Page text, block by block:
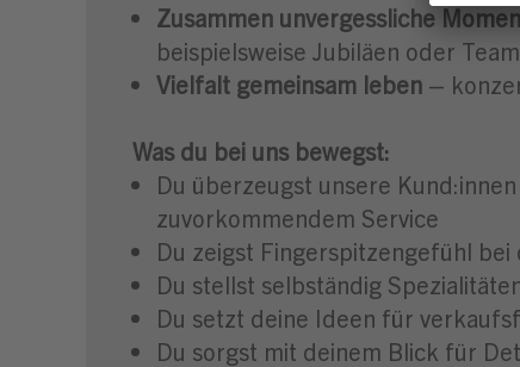
Zusammen unvergessliche
beispielsweise Jubiläen oder
Vielfalt gemeinsam leben –
Was du bei uns bewegst:
Du überzeugst unsere
zuvorkommendem Service
Du zeigst Fingerspitzengefühl
Du stellst selbständig
Du setzt deine Ideen für
Du sorgst mit deinem Blick für